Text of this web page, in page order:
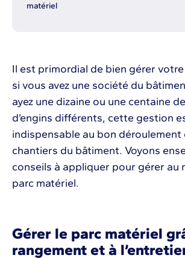
matériel
Il est primordial de bien gérer
si vous avez une société du
ayez une dizaine ou une centaine
d’engins différents, cette gestion
indispensable au bon déroulement
chantiers du bâtiment. Voyons
conseils à appliquer pour gérer au
parc matériel.
Gérer le parc matériel
rangement et à